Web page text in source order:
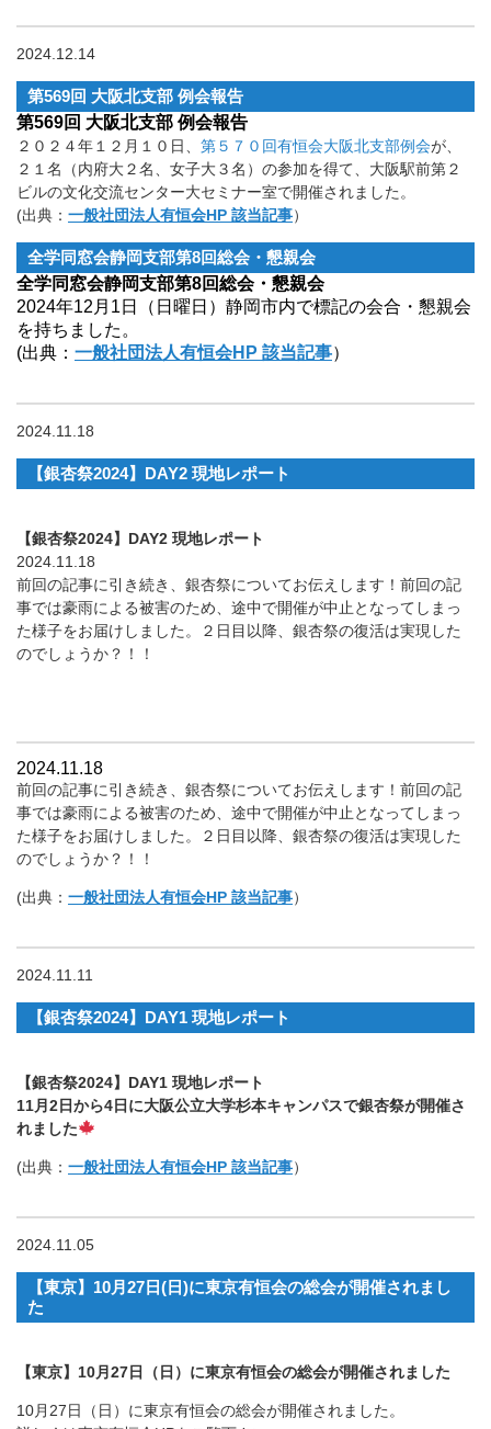
2024.12.14
第569回 大阪北支部 例会報告
第569回 大阪北支部 例会報告
２０２４年１２月１０日、 第５７０回有恒会大阪北支部例会が、
２１名（内府大２名、女子大３名）の参加を得て、大阪駅前第２
ビルの文化交流センター大セミナー室で開催されました。
(出典： 一般社団法人有恒会HP 該当記事）
全学同窓会静岡支部第8回総会・懇親会
全学同窓会静岡支部第8回総会・懇親会
2024年12月1日（日曜日）静岡市内で標記の会合・懇親会
を持ちました。
(出典： 一般社団法人有恒会HP 該当記事）
2024.11.18
【銀杏祭2024】DAY2 現地レポート
【銀杏祭2024】DAY2 現地レポート
2024.11.18
前回の記事に引き続き、銀杏祭についてお伝えします！前回の記
事では豪雨による被害のため、途中で開催が中止となってしまっ
た様子をお届けしました。２日目以降、銀杏祭の復活は実現した
のでしょうか？！！
2024.11.18
前回の記事に引き続き、銀杏祭についてお伝えします！前回の記
事では豪雨による被害のため、途中で開催が中止となってしまっ
た様子をお届けしました。２日目以降、銀杏祭の復活は実現した
のでしょうか？！！
(出典： 一般社団法人有恒会HP 該当記事）
2024.11.11
【銀杏祭2024】DAY1 現地レポート
【銀杏祭2024】DAY1 現地レポート
11月2日から4日に大阪公立大学杉本キャンパスで銀杏祭が開催さ
れました
(出典： 一般社団法人有恒会HP 該当記事）
2024.11.05
【東京】10月27日(日)に東京有恒会の総会が開催されまし
た
【東京】10月27日（日）に東京有恒会の総会が開催されました
10月27日（日）に東京有恒会の総会が開催されました。